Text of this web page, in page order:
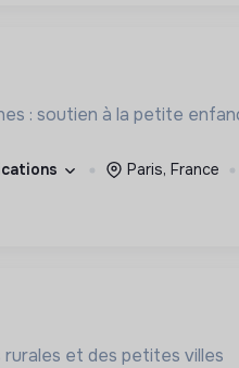
: soutien à la petite
Paris, France
et des petites villes